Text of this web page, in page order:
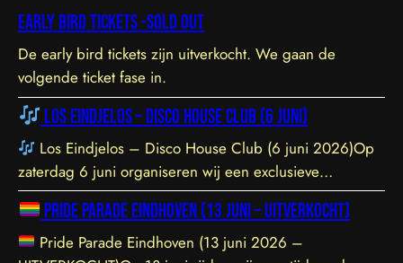
Early bird tickets -sold out
De early bird tickets zijn uitverkocht. We gaan de
volgende ticket fase in.
Los Eindjelos – Disco House Club (6 juni)
Los Eindjelos – Disco House Club (6 juni 2026)Op
zaterdag 6 juni organiseren wij een exclusieve
clubavond van 20:30 tot 01:30 in een sfeervolle, intieme
locatie aan de Hofstraat 85b in Eindhoven. De venue is
prachtig ingericht en staat garant voor een geweldige
Pride Parade Eindhoven (13 juni – UITVERKOCHT)
Pride Parade Eindhoven (13 juni 2026 –